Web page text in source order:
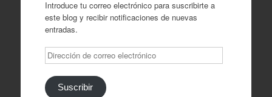
Introduce tu correo electrónico para suscribirte a
este blog y recibir notificaciones de nuevas
entradas.
Dirección
de
correo
electrónico
Suscribir